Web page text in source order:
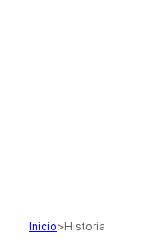
Inicio>Historia